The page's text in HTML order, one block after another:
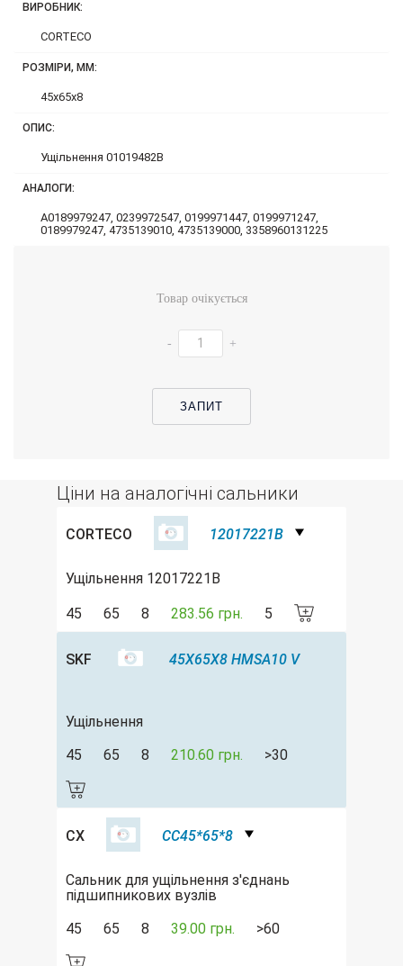
ВИРОБНИК:
CORTECO
РОЗМІРИ, ММ:
45x65x8
ОПИС:
Ущільнення 01019482B
АНАЛОГИ:
A0189979247, 0239972547, 0199971447, 0199971247,
0189979247, 4735139010, 4735139000, 3358960131225
Товар очікується
- +
ЗАПИТ
Ціни на аналогічні сальники
CORTECO 12017221B
Ущільнення 12017221B
45 65 8 283.56 грн. 5
SKF 45X65X8 HMSA10 V
Ущільнення
45
65 8 210.60 грн. >30
CX CC45*65*8
Сальник для ущільнення з'єднань
підшипникових вузлів
45
65 8 39.00 грн. >60